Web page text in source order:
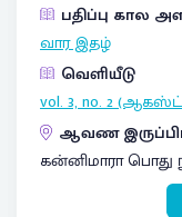
பதிப்பு கால
வார இதழ்
வெளியீடு
vol. 3, no. 2 (ஆகஸ்ட்
ஆவண
கன்னிமாரா பொது